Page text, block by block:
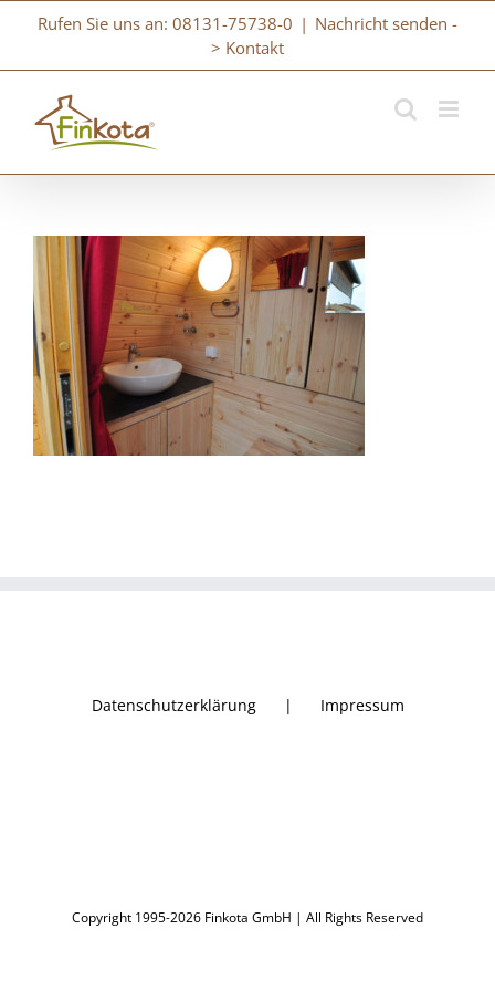
springen
Rufen Sie uns an: 08131-75738-0 | Nachricht senden -
> Kontakt
Datenschutzerklärung Impressum
Copyright 1995-2026 Finkota GmbH | All Rights Reserved